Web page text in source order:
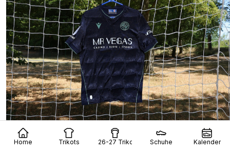
Home Trikots 26-27 Trikots Schuhe Kalender
Reading-Auswärtstrikot 26/27 vorgestellt
7 405 5 Std.